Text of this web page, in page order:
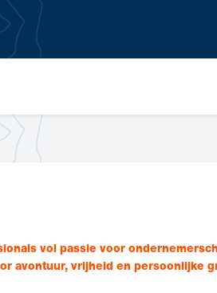
vol passie voor
avontuur, vrijheid en persoonlijke